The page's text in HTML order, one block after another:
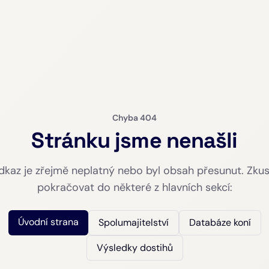
Chyba 404
Stránku jsme nenašli
je zřejmě neplatný nebo byl obsah přesunut.
pokračovat do některé z hlavních sekcí:
Úvodní strana Spolumajitelství
Databáze koní
Výsledky dostihů